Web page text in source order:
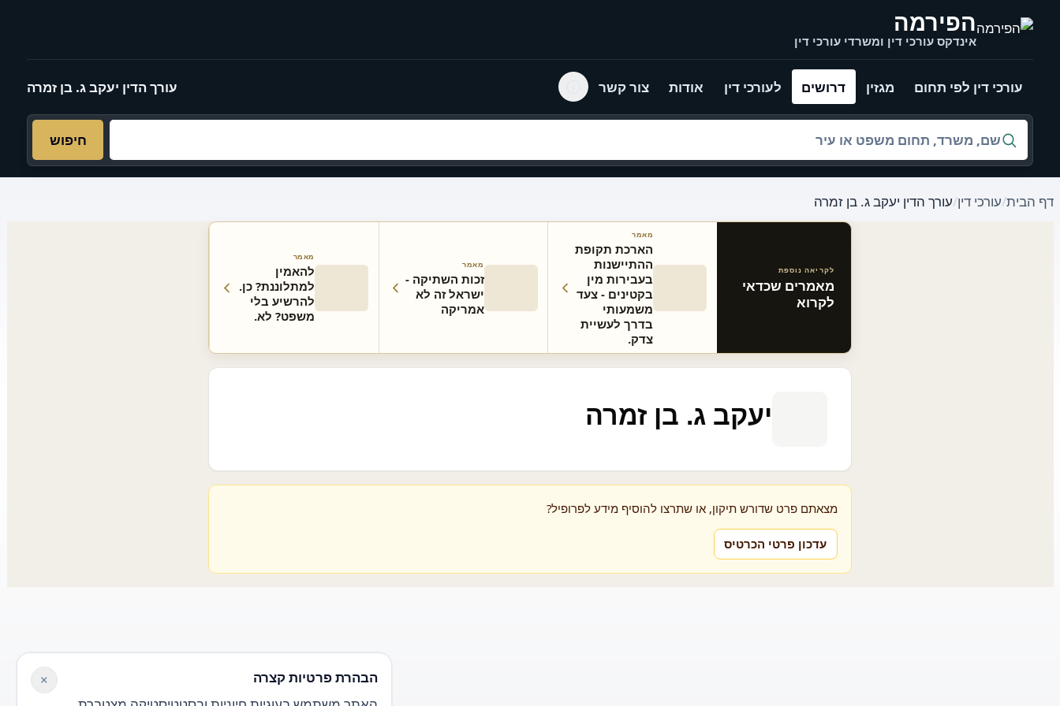
הפירמה
אינדקס עורכי דין ומשרדי עורכי דין
עורכי דין לפי תחום מגזין דרושים לעורכי דין אודות צור קשר עורך הדין יעקב ג. בן זמרה
חיפוש לפי שם, משרד, תחום משפט או עיר
חיפוש
דף הבית/עורכי דין/עורך הדין יעקב ג. בן זמרה
מאמרים קשורים באתר
לקריאה נוספת
מאמרים שכדאי
לקרוא
מאמר
הארכת תקופת
ההתיישנות
בעבירות מין
בקטינים - צעד
משמעותי
בדרך לעשיית
צדק.
מאמר
זכות השתיקה -
ישראל זה לא
אמריקה
מאמר
להאמין
למתלוננת? כן.
להרשיע בלי
משפט? לא.
יעקב ג. בן זמרה
מצאתם פרט שדורש תיקון, או שתרצו להוסיף מידע לפרופיל?
עדכון פרטי הכרטיס
הבהרת פרטיות קצרה
×